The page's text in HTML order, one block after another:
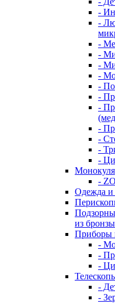
-
-
-
-
-
-
-
-
-
-
-
-
-
-
Одежда и
из бронзы
Приборы
-
-
-
-
-